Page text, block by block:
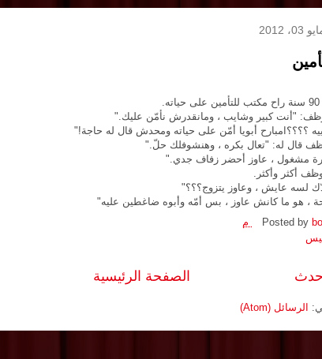
"أنت كبير وشايب ، ومانقدرش نأمّن عليك."
؟؟؟؟امبارح أبويا أمّن على حياته ومحدش قال له حاجة!"
قال له: "تعال بكره ، وهنشوفلك حلّ."
مشغول ، عاوز أحضر زفاف جدي."
أكثر وأكثر.
لسه عايش ، وعاوز يتزوج؟؟؟"
، هو ما كانش عاوز ، بس أمّه وأبوه ضاغطين عليه"
Posted by
الصفحة الرئيسية
الرسائل (Atom)